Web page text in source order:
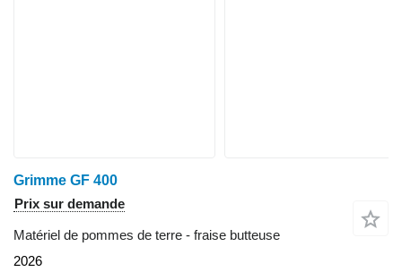
Grimme GF 400
Prix sur demande
Matériel de pommes de terre - fraise butteuse
2026